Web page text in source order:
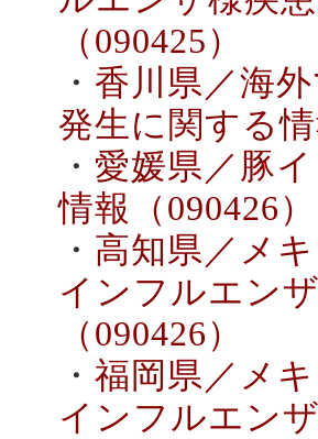
（090425）
・ 香川県／海
発生に関する
・ 愛媛県／豚
情報（090426）
・ 高知県／メ
インフルエン
（090426）
・ 福岡県／メ
インフルエン